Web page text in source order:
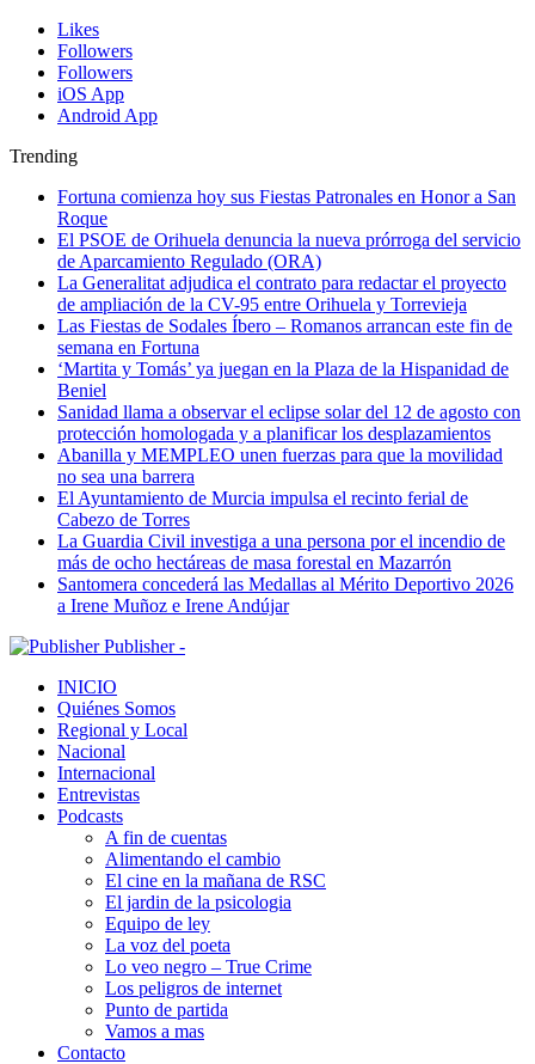
Likes
Followers
Followers
iOS App
Android App
Trending
Fortuna comienza hoy sus Fiestas Patronales en Honor a San
Roque
El PSOE de Orihuela denuncia la nueva prórroga del servicio
de Aparcamiento Regulado (ORA)
La Generalitat adjudica el contrato para redactar el proyecto
de ampliación de la CV-95 entre Orihuela y Torrevieja
Las Fiestas de Sodales Íbero – Romanos arrancan este fin de
semana en Fortuna
‘Martita y Tomás’ ya juegan en la Plaza de la Hispanidad de
Beniel
Sanidad llama a observar el eclipse solar del 12 de agosto con
protección homologada y a planificar los desplazamientos
Abanilla y MEMPLEO unen fuerzas para que la movilidad
no sea una barrera
El Ayuntamiento de Murcia impulsa el recinto ferial de
Cabezo de Torres
La Guardia Civil investiga a una persona por el incendio de
más de ocho hectáreas de masa forestal en Mazarrón
Santomera concederá las Medallas al Mérito Deportivo 2026
a Irene Muñoz e Irene Andújar
Publisher -
INICIO
Quiénes Somos
Regional y Local
Nacional
Internacional
Entrevistas
Podcasts
A fin de cuentas
Alimentando el cambio
El cine en la mañana de RSC
El jardin de la psicologia
Equipo de ley
La voz del poeta
Lo veo negro – True Crime
Los peligros de internet
Punto de partida
Vamos a mas
Contacto